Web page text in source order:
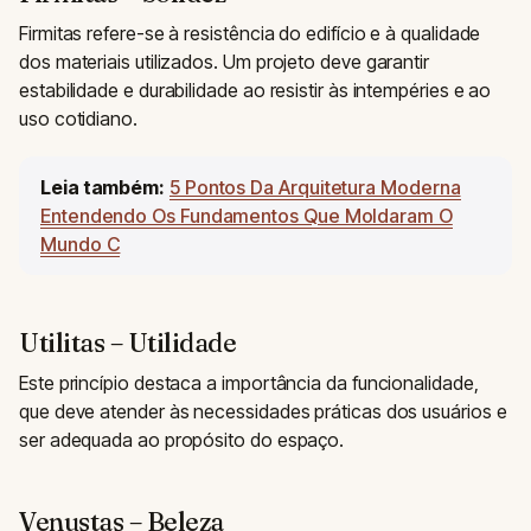
Firmitas refere-se à resistência do edifício e à qualidade
dos materiais utilizados. Um projeto deve garantir
estabilidade e durabilidade ao resistir às intempéries e ao
uso cotidiano.
Leia também: 5 Pontos Da Arquitetura Moderna
Entendendo Os Fundamentos Que Moldaram O
Mundo C
Utilitas – Utilidade
Este princípio destaca a importância da funcionalidade,
que deve atender às necessidades práticas dos usuários e
ser adequada ao propósito do espaço.
Venustas – Beleza